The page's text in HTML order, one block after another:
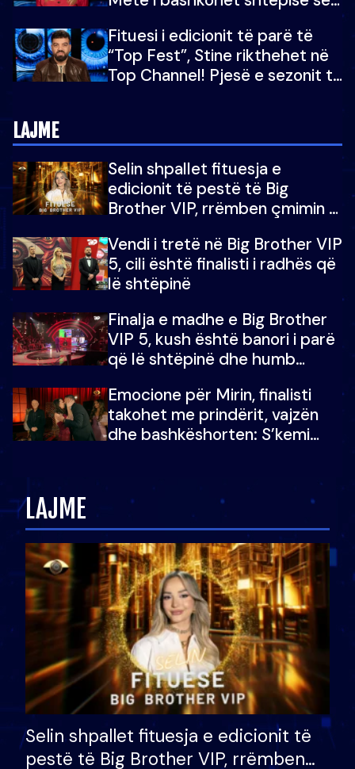
për në fund!
Fituesi i edicionit të parë të
“Top Fest”, Stine rikthehet në
Top Channel! Pjesë e sezonit të
LAJME
Selin shpallet fituesja e
edicionit të pestë të Big
Brother VIP, rrëmben çmimin e
Vendi i tretë në Big Brother VIP
5, cili është finalisti i radhës që
lë shtëpinë
Finalja e madhe e Big Brother
VIP 5, kush është banori i parë
që lë shtëpinë dhe humb
çmimin e madh
Emocione për Mirin, finalisti
takohet me prindërit, vajzën
dhe bashkëshorten: S’kemi
LAJME
Selin shpallet fituesja e edicionit të
pestë të Big Brother VIP, rrëmben